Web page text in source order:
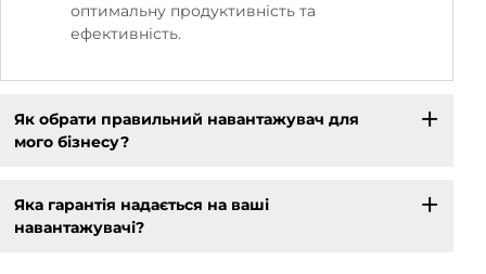
оптимальну продуктивність та
ефективність.
Як обрати правильний навантажувач для
мого бізнесу?
Яка гарантія надається на ваші
навантажувачі?